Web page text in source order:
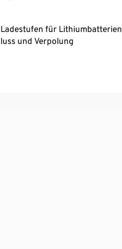
für Lithiumbatterien
und Verpolung